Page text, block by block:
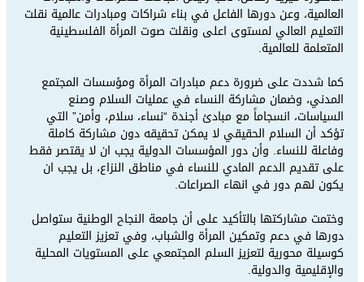
العالمية، وعن دورها الفاعل في بناء شراكات ومبادرات عالمية نقلت
التعليم العالي لمستوى اعلى ونقلت صوت المرأة الفلسطينية
المتعلمة للعالمية.
كما شددت على ضرورة دعم مبادرات المرأة ومؤسسات المجتمع
المدني، وضمان مشاركة النساء في عمليات السلام وصنع
السياسات، انسجاماً مع مبادئ أجندة “نساء، سلام، وأمن” التي
تؤكد أن السلام الحقيقي لا يمكن تحقيقه دون مشاركة كاملة
وفاعلة للنساء. وأن دور المؤسسات الدولية يجب ان لا يقتصر فقط
على تقديم الدعم المادي للنساء في مناطق النزاع، بل يجب ان
يكون لهم دور في انهاء الصراعات.
وختمت مشاركتها بالتأكيد على أن جامعة النجاح الوطنية ستواصل
دورها في دعم وتمكين المرأة والشباب، وفي تعزيز التعليم
كوسيلة محورية لتعزيز السلم المجتمعي على المستويات المحلية
والإقليمية والدولية.